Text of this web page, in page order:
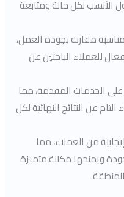
الأنسب لكل حالة ومتابعة
مقارنة بجودة العمل،
للعملاء الباحثين عن
الخدمات المقدمة، مما
عن النتائج النهائية لكل
من العملاء، مما
ويمنحها مكانة متميزة